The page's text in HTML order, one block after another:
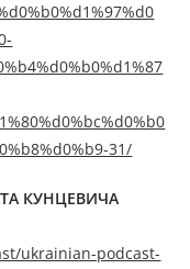
31/
КУНЦЕВИЧА
ukrainian-podcast-